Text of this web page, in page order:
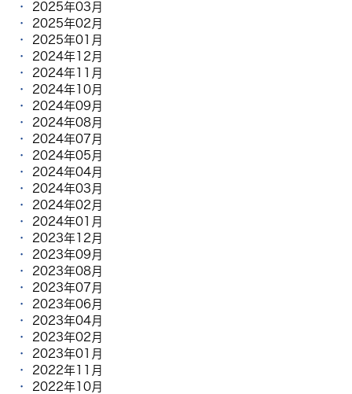
2025年03月
2025年02月
2025年01月
2024年12月
2024年11月
2024年10月
2024年09月
2024年08月
2024年07月
2024年05月
2024年04月
2024年03月
2024年02月
2024年01月
2023年12月
2023年09月
2023年08月
2023年07月
2023年06月
2023年04月
2023年02月
2023年01月
2022年11月
2022年10月